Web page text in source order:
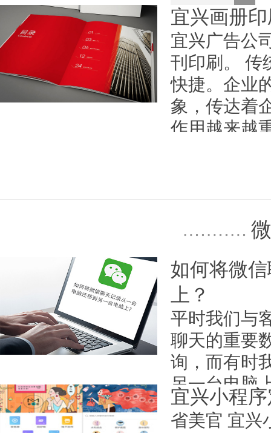
宜兴画册
宜兴广告公
刊印刷。 传
快捷。企业
象，传达着
作用越来越
如何将微
上？
平时我们与
聊天的重要
询，而有时
另一台电脑
日期：2023-01-16
宜兴小程
省美官 宜兴